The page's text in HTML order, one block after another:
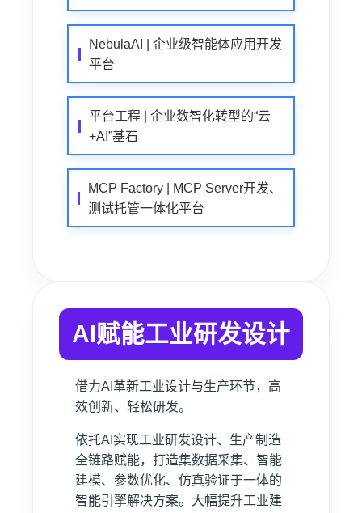
NebulaAI | 企业级智能体应用开发
平台
平台工程 | 企业数智化转型的“云
+AI”基石
MCP Factory | MCP Server开发、
测试托管一体化平台
AI赋能工业研发设计
借力AI革新工业设计与生产环节，高
效创新、轻松研发。
依托AI实现工业研发设计、生产制造
全链路赋能，打造集数据采集、智能
建模、参数优化、仿真验证于一体的
智能引擎解决方案。大幅提升工业建